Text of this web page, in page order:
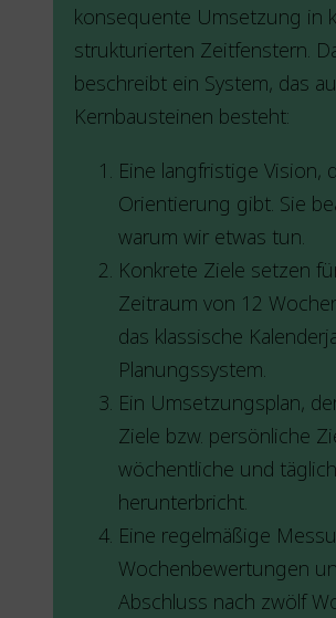
konsequente Umsetzung in
strukturierten Zeitfenstern.
beschreibt ein System, das
Kernbausteinen besteht:
Eine langfristige Vision,
Orientierung gibt. Sie
warum wir etwas tun.
Konkrete Ziele setzen
Zeitraum von 12
das klassische
Planungssystem.
Ein Umsetzungsplan,
Ziele bzw. persönliche
wöchentliche und
herunterbricht.
Eine regelmäßige
Wochenbewertungen
Abschluss nach zwölf